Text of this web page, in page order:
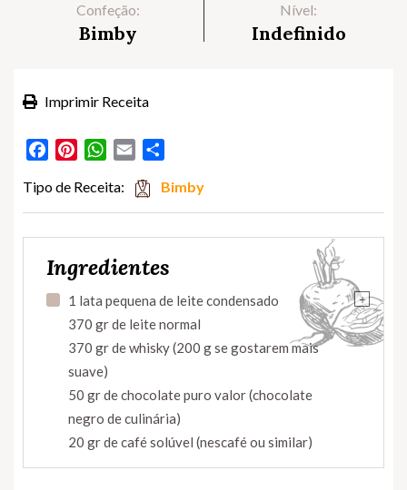
Confeção:
Bimby
Nível:
Indefinido
Imprimir Receita
FacebookPinterestWhatsApp
Email
Tipo de Receita: Bimby
Ingredientes
+
1 lata pequena de leite condensado
370 gr de leite normal
370 gr de whisky (200 g se gostarem mais
suave)
50 gr de chocolate puro valor (chocolate
negro de culinária)
20 gr de café solúvel (nescafé ou similar)